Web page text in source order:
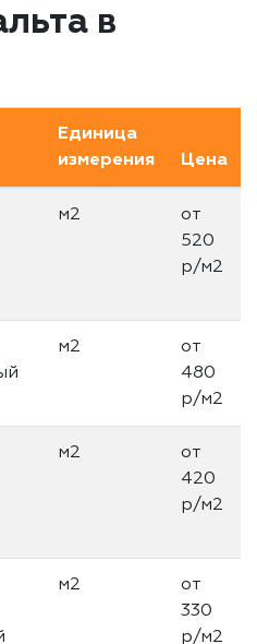
в
Единица
измерения
Цена
м2
от
520
р/м2
м2
от
480
р/м2
м2
от
420
р/м2
м2
от
330
р/м2